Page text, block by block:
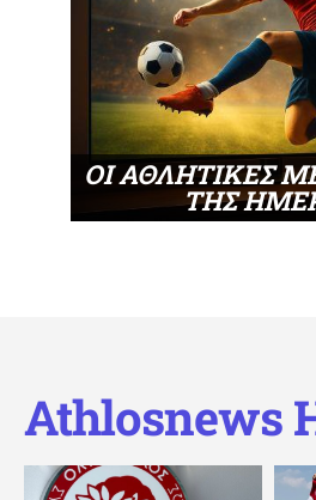
ΟΙ ΑΘΛΗΤΙΚΕΣ
ΤΗΣ
Athlosnews